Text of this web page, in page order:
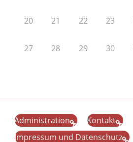
20 21 22 23
27 28 29 30
Administration
Kontakt
Impressum und Datenschutz